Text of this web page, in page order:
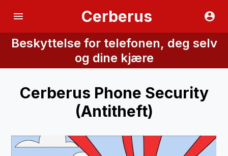
Cerberus
Beskyttelse for telefonen, deg selv
og dine kjære
Cerberus Phone Security
(Antitheft)